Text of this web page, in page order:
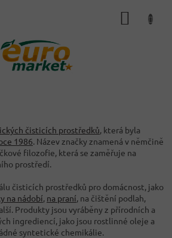
čisticích prostředků, která byla
1986. Název značky znamená v němčině
filozofie, která se zaměřuje na
prostředí.
čisticích prostředků pro domácnost, jako
na nádobí, na praní, na čištění podlah,
Produkty jsou vyráběny z přírodních a
ingrediencí, jako jsou rostlinné oleje a
syntetické chemikálie.